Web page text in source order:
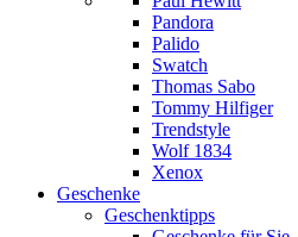
Pandora
Palido
Swatch
Thomas Sabo
Tommy Hilfiger
Trendstyle
Wolf 1834
Xenox
Geschenke
Geschenktipps